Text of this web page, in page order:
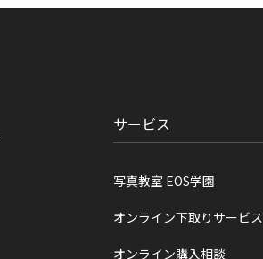
サービス
写真教室 EOS学園
オンライン下取りサービス
オンライン購入相談